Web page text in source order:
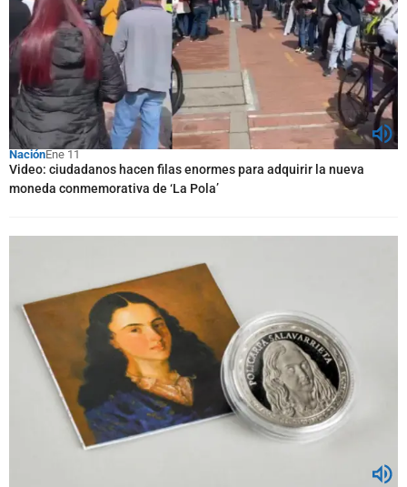
NaciónEne 11
Video: ciudadanos hacen filas enormes para adquirir la nueva
moneda conmemorativa de ‘La Pola’